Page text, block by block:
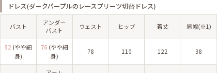
ドレス(ダークパープルのレースプリーツ切替ドレス)
バスト
アンダー
バスト
ウェスト ヒップ 着丈 肩幅(※1)
92 (やや細
身)
76 (やや細
身)
78 110 122 38